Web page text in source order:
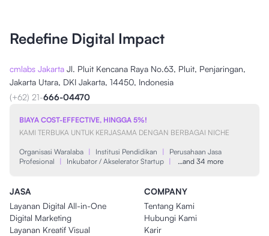
Redefine Digital Impact
cmlabs Jakarta Jl. Pluit Kencana Raya No.63, Pluit, Penjaringan,
Jakarta Utara, DKI Jakarta, 14450, Indonesia
(+62) 21-666-04470
BIAYA COST-EFFECTIVE, HINGGA 5%!
KAMI TERBUKA UNTUK KERJASAMA DENGAN BERBAGAI NICHE
Organisasi Waralaba | Institusi Pendidikan |
Perusahaan Jasa
Profesional
| Inkubator / Akselerator Startup | …and 34 more
JASA
Layanan Digital All-in-One
Digital Marketing
Layanan Kreatif Visual
COMPANY
Tentang Kami
Hubungi Kami
Karir